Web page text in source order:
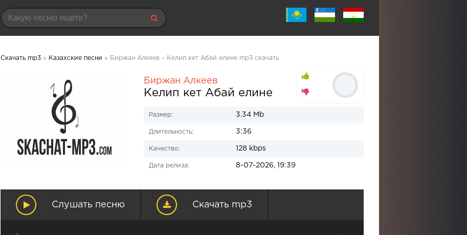
Скачать mp3 » Казахские песни » Биржан Алкеев – Келип кет Абай елине mp3 скачать
Биржан Алкеев
Келип кет Абай елине
Размер: 3.34 Mb
Длительность: 3:36
Качество: 128 kbps
Дата релиза: 8-07-2026, 19:39
Слушать песню Скачать mp3